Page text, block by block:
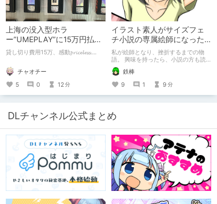
上海の没入型ホラ
ー”UMEPLAY”に15万円払っ
たら、2作品とも号泣した※
貸し切り費用15万、感動𝓹𝓻𝓲𝓬𝓮𝓵𝓮𝓼𝓼....
チャオチー
5
0 12分
イラスト素人がサイズフェ
チ小説の専属絵師になった
お話
私が絵師となり、挫折するまでの物
語。 興味を持ったら、小説の方も読
んで欲しいなって感じ 私の絵を使っ
てくれてる小説書きさんのページＵＲ
Ｌ
https://www.pixiv.net/users/341489
73/novels?p=1
鉄棒
9
1 9 分
DLチャンネル公式まとめ